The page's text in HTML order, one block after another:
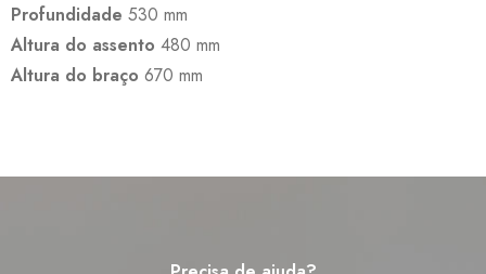
Profundidade 530 mm
Altura do assento 480 mm
Altura do braço 670 mm